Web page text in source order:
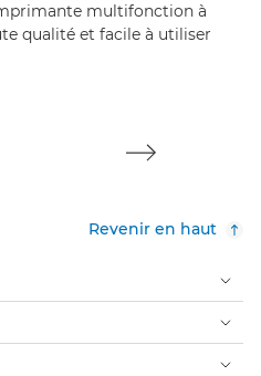
multifonction à
qualité et facile à utiliser
Revenir en haut